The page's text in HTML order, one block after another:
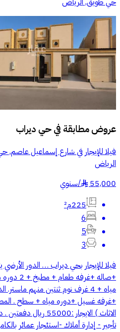
عروض مطابقة فيحي ديراب
فيلا للإيجار في شارع إسماعيل عاصم,
الرياض
55,000
§
/سنوي
225م²
6
5
3
فيلا للإيجار بحي ديراب … الدور
+صاله
مياه + 4 غرف نوم ثنتين منهم
+غرفه غسيل +دوره مياه + سطح .
الاثاث ) الايجار
تأجير - إدارة أملاك -استئجار عمائر